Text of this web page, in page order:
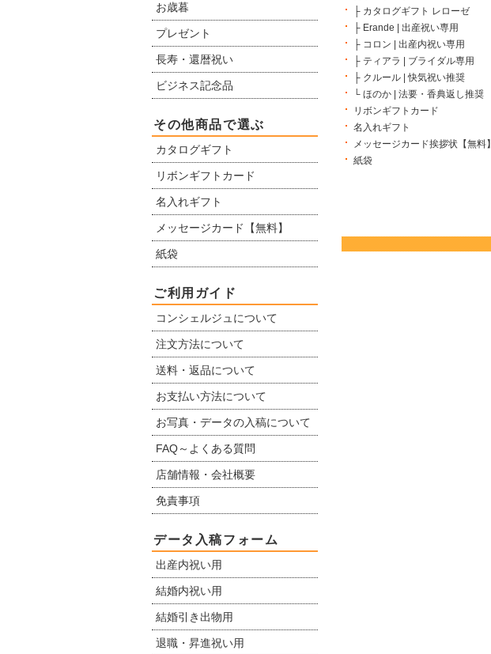
├ カタログギフト レローゼ
├ Erande | 出産祝い専用
├ コロン | 出産内祝い専用
├ ティアラ | ブライダル専用
├ クルール | 快気祝い推奨
└ ほのか | 法要・香典返し推奨
リボンギフトカード
名入れギフト
メッセージカード挨拶状【無料】
紙袋
お歳暮
プレゼント
長寿・還暦祝い
ビジネス記念品
その他商品で選ぶ
カタログギフト
リボンギフトカード
名入れギフト
メッセージカード【無料】
紙袋
ご利用ガイド
コンシェルジュについて
注文方法について
送料・返品について
お支払い方法について
お写真・データの入稿について
FAQ～よくある質問
店舗情報・会社概要
免責事項
データ入稿フォーム
出産内祝い用
結婚内祝い用
結婚引き出物用
退職・昇進祝い用